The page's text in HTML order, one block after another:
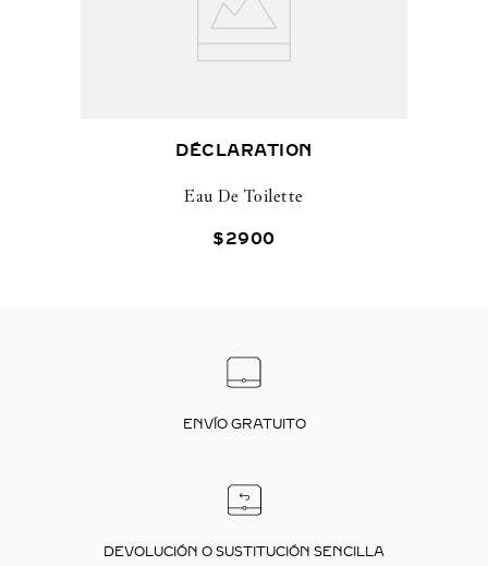
DÉCLARATION
Eau De Toilette
$2900
ENVÍO GRATUITO
DEVOLUCIÓN O SUSTITUCIÓN SENCILLA